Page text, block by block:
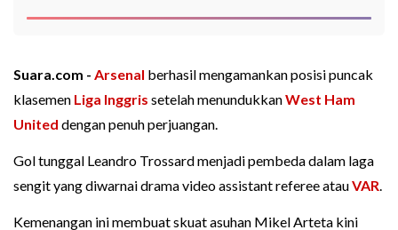
Suara.com - Arsenal berhasil mengamankan posisi puncak
klasemen Liga Inggris setelah menundukkanWest Ham
United dengan penuh perjuangan.
Gol tunggal Leandro Trossard menjadi pembeda dalam laga
sengit yang diwarnai drama video assistant referee atauVAR.
Kemenangan ini membuat skuat asuhan Mikel Arteta kini